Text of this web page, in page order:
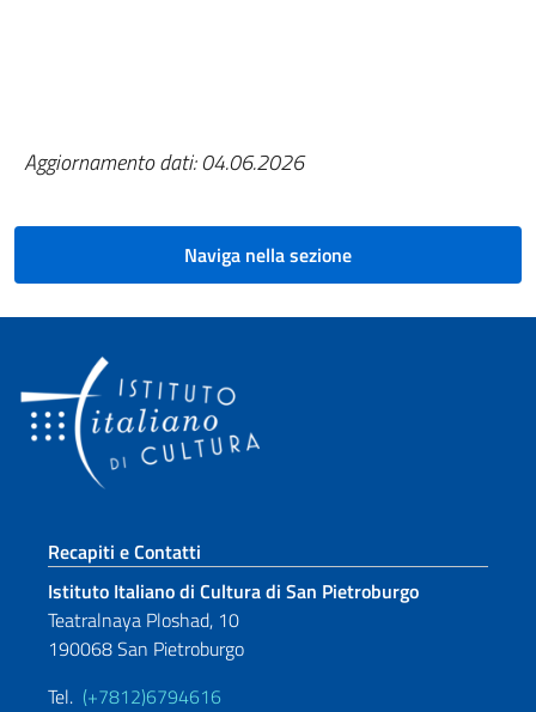
Aggiornamento dati: 04.06.2026
Naviga nella sezione
Sezione footer
Recapiti e Contatti
Istituto Italiano di Cultura di San Pietroburgo
Teatralnaya Ploshad, 10
190068 San Pietroburgo
Tel. (+7812)6794616